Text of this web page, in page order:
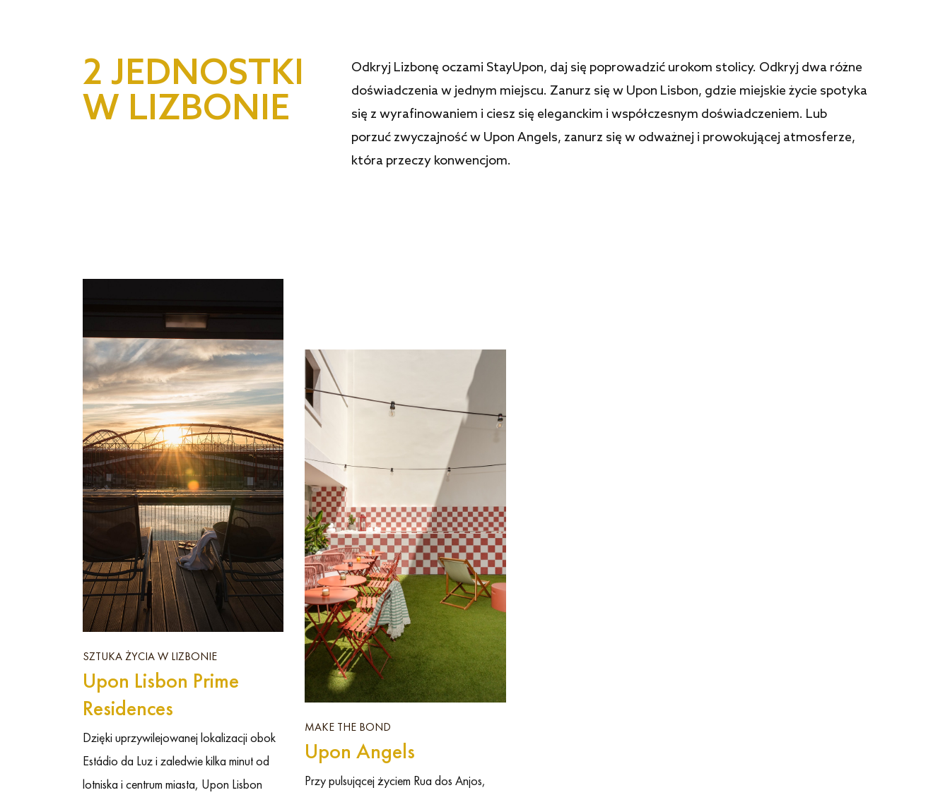
2 JEDNOSTKI
W LIZBONIE
Odkryj Lizbonę oczami StayUpon, daj się poprowadzić urokom stolicy. Odkryj dwa różne
doświadczenia w jednym miejscu. Zanurz się w Upon Lisbon, gdzie miejskie życie spotyka
się z wyrafinowaniem i ciesz się eleganckim i współczesnym doświadczeniem. Lub
porzuć zwyczajność w Upon Angels, zanurz się w odważnej i prowokującej atmosferze,
która przeczy konwencjom.
SZTUKA ŻYCIA W LIZBONIE
Upon Lisbon Prime
Residences
Dzięki uprzywilejowanej lokalizacji obok
Estádio da Luz i zaledwie kilka minut od
lotniska i centrum miasta, Upon Lisbon
MAKE THE BOND
Upon Angels
Przy pulsującej życiem Rua dos Anjos,